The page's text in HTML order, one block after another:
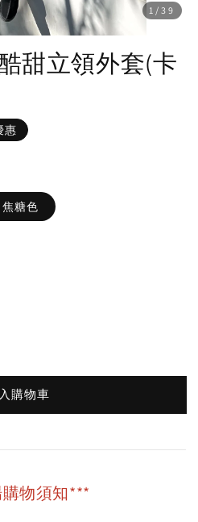
1 /39
甜立領外套(卡
惠
焦糖色
購物車
物須知***